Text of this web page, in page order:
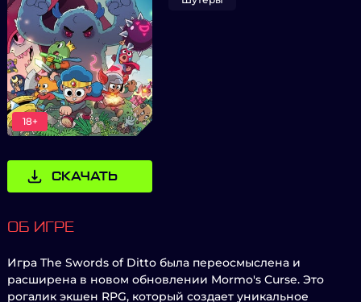
18+
СКАЧАТЬ
ОБ ИГРЕ
Игра The Swords of Ditto была переосмыслена и
расширена в новом обновлении Mormo's Curse. Это
рогалик экшен RPG, который создает уникальное